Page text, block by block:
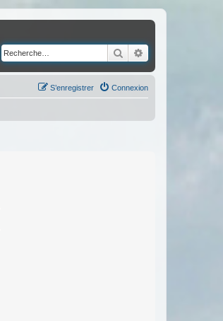
Rechercher
Connexion
S’enregistrer